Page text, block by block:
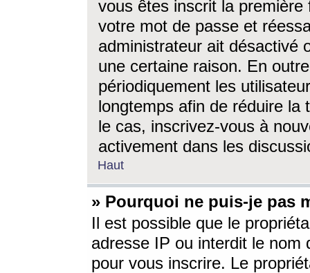
vous êtes inscrit la première
votre mot de passe et
administrateur ait désactivé
une certaine raison. En
périodiquement les
longtemps afin de réduire la
le cas, inscrivez-vous à
activement dans les
Haut
» Pourquoi ne puis-je pas
Il est possible que le
adresse IP ou interdit le nom
pour vous inscrire. Le